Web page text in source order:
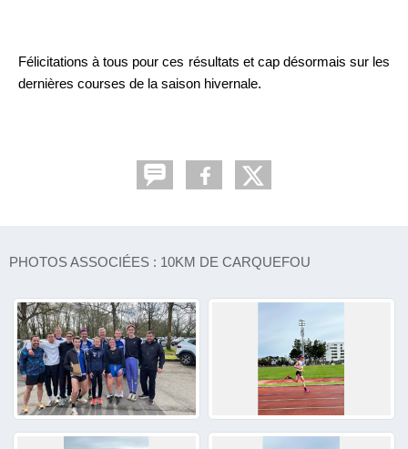
Félicitations à tous pour ces résultats et cap désormais sur les
dernières courses de la saison hivernale.
PHOTOS ASSOCIÉES : 10KM DE CARQUEFOU